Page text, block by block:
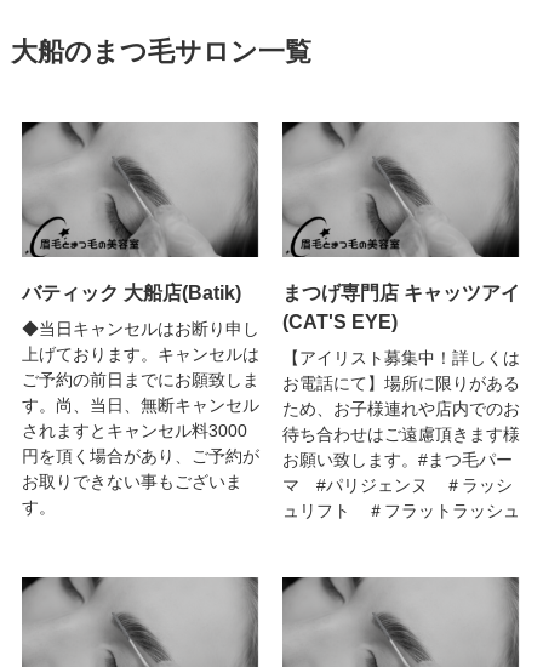
大船のまつ毛サロン一覧
バティック 大船店(Batik)
◆当日キャンセルはお断り申し
上げております。キャンセルは
ご予約の前日までにお願致しま
す。尚、当日、無断キャンセル
されますとキャンセル料3000
円を頂く場合があり、ご予約が
お取りできない事もございま
す。
まつげ専門店 キャッツアイ
(CAT'S EYE)
【アイリスト募集中！詳しくは
お電話にて】場所に限りがある
ため、お子様連れや店内でのお
待ち合わせはご遠慮頂きます様
お願い致します。#まつ毛パー
マ #パリジェンヌ ＃ラッシ
ュリフト ＃フラットラッシュ